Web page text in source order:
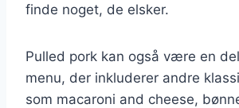
finde noget, de elsker.
Pulled pork kan også være en
menu, der inkluderer andre
som macaroni and cheese,